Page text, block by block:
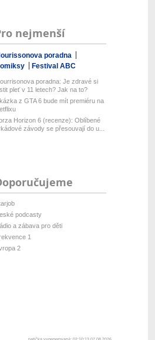
nejmenší
poradna
Festival ABC
poradna: Je zdravé si
pleť v 11 letech? Jak na to?
z GTA 6 bude mít premiéru na
Horizon 6 (recenze): Oblíbené
závody se přesouvají do u...
podcasty
a zábava pro děti
1
2
patička vygenerovaná: 02:10:13 07.08.2026